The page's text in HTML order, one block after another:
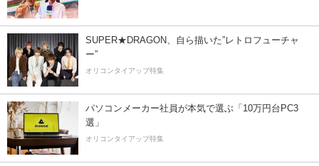
SUPER★DRAGON、自ら描いた”レトロフューチャ
ー”
オリコンタイアップ特集
パソコンメーカー社員が本気で選ぶ「10万円台PC3
選」
オリコンタイアップ特集